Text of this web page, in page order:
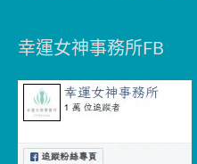
幸運女神事務所FB